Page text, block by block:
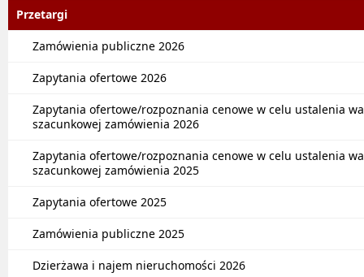
Przetargi
Zamówienia publiczne 2026
Zapytania ofertowe 2026
Zapytania ofertowe/rozpoznania cenowe w celu ustalenia
szacunkowej zamówienia 2026
Zapytania ofertowe/rozpoznania cenowe w celu ustalenia
szacunkowej zamówienia 2025
Zapytania ofertowe 2025
Zamówienia publiczne 2025
Dzierżawa i najem nieruchomości 2026